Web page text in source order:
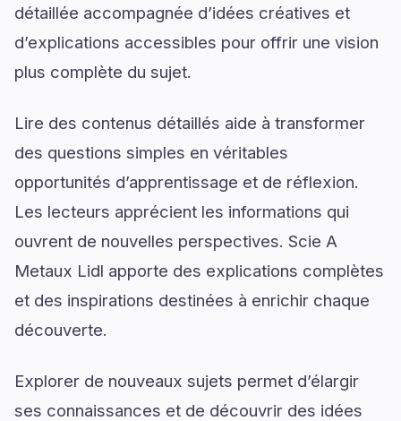
détaillée accompagnée d’idées créatives et
d’explications accessibles pour offrir une vision
plus complète du sujet.
Lire des contenus détaillés aide à transformer
des questions simples en véritables
opportunités d’apprentissage et de réflexion.
Les lecteurs apprécient les informations qui
ouvrent de nouvelles perspectives. Scie A
Metaux Lidl apporte des explications complètes
et des inspirations destinées à enrichir chaque
découverte.
Explorer de nouveaux sujets permet d’élargir
ses connaissances et de découvrir des idées